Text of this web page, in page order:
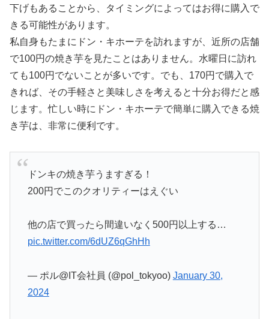
下げもあることから、タイミングによってはお得に購入で
きる可能性があります。
私自身もたまにドン・キホーテを訪れますが、近所の店舗
で100円の焼き芋を見たことはありません。水曜日に訪れ
ても100円でないことが多いです。でも、170円で購入で
きれば、その手軽さと美味しさを考えると十分お得だと感
じます。忙しい時にドン・キホーテで簡単に購入できる焼
き芋は、非常に便利です。
ドンキの焼き芋うますぎる！
200円でこのクオリティーはえぐい
他の店で買ったら間違いなく500円以上する…
pic.twitter.com/6dUZ6qGhHh
— ポル@IT会社員 (@pol_tokyoo) January 30,
2024